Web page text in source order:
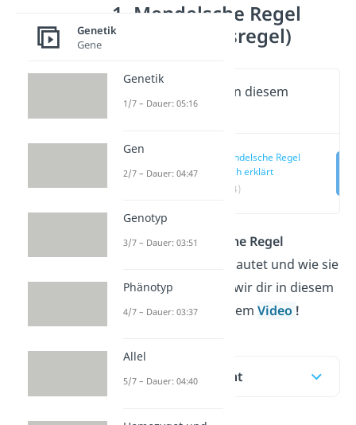
1. Mendelsche Regel
(Uniformitätsregel)
Wichtige Inhalte in diesem
Video
1. Mendelsche Regel
einfach erklärt
(00:14)
Wie die1. Mendelsche Regel
(Uniformitätsregel) lautet und wie sie
funktioniert, zeigen wir dir in diesem
Beitrag und in unseremVideo !
Inhaltsübersicht
Genetik
Gene
Genetik
1/7 – Dauer: 05:16
Gen
2/7 – Dauer: 04:47
Genotyp
3/7 – Dauer: 03:51
Phänotyp
4/7 – Dauer: 03:37
Allel
5/7 – Dauer: 04:40